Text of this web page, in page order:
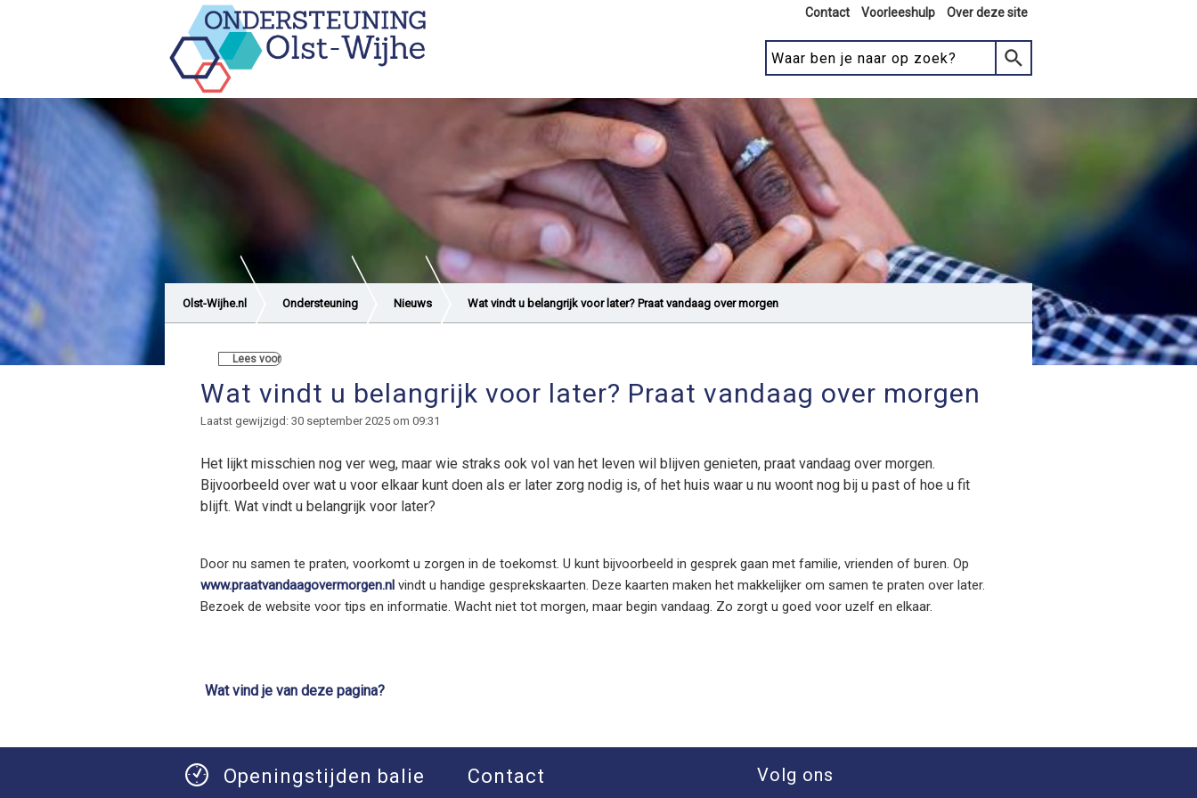
Contact Voorleeshulp Over deze site
Olst-Wijhe.nl Ondersteuning Nieuws Wat vindt u belangrijk voor later? Praat vandaag over morgen
Lees voor
Wat vindt u belangrijk voor later? Praat vandaag over morgen
Laatst gewijzigd: 30 september 2025 om 09:31
Het lijkt misschien nog ver weg, maar wie straks ook vol van het leven wil blijven genieten, praat vandaag over morgen.
Bijvoorbeeld over wat u voor elkaar kunt doen als er later zorg nodig is, of het huis waar u nu woont nog bij u past of hoe u fit
blijft. Wat vindt u belangrijk voor later?
Door nu samen te praten, voorkomt u zorgen in de toekomst. U kunt bijvoorbeeld in gesprek gaan met familie, vrienden of buren. Op
www.praatvandaagovermorgen.nl vindt u handige gesprekskaarten. Deze kaarten maken het makkelijker om samen te praten over later.
Bezoek de website voor tips en informatie. Wacht niet tot morgen, maar begin vandaag. Zo zorgt u goed voor uzelf en elkaar.
Wat vind je van deze pagina?
Openingstijden balie Contact Volg ons